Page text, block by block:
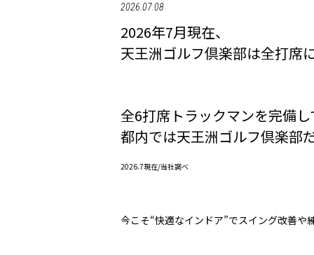
2026.07.08
2026年7月現在、
天王洲ゴルフ倶楽部は全打席
全6打席トラックマンを完備
都内では天王洲ゴルフ倶楽部
2026.7現在/当社調べ
今こそ“快適なインドア”でスイング改善や